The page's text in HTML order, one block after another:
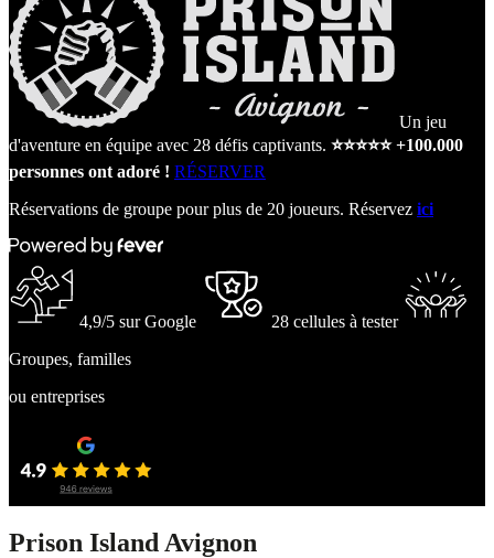
Un jeu
d'aventure en équipe avec 28 défis captivants. ⭐⭐⭐⭐⭐ +100.000
personnes ont adoré ! RÉSERVER
Réservations de groupe pour plus de 20 joueurs. Réservez ici
4,9/5 sur Google
28 cellules à tester
Groupes, familles
ou entreprises
Prison Island Avignon